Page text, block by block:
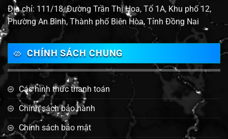
Địa chỉ: 111/18, Đường Trần Thị Hoa, Tổ 1A, Khu phố 12,
Phường An Bình, Thành phố Biên Hòa, Tỉnh Đồng Nai
CHÍNH SÁCH CHUNG
Các hình thức thanh toán
Chính sách bảo hành
Chính sách bảo mật